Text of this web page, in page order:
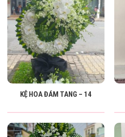
KỆ HOA ĐÁM TANG – 14